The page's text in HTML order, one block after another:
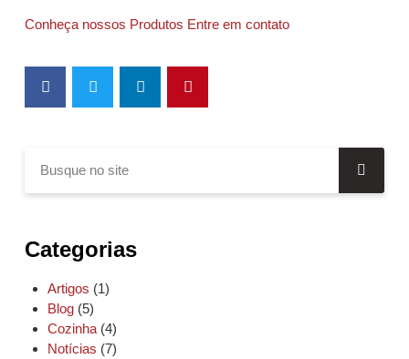
Conheça nossos Produtos Entre em contato
Categorias
Artigos (1)
Blog (5)
Cozinha (4)
Notícias (7)